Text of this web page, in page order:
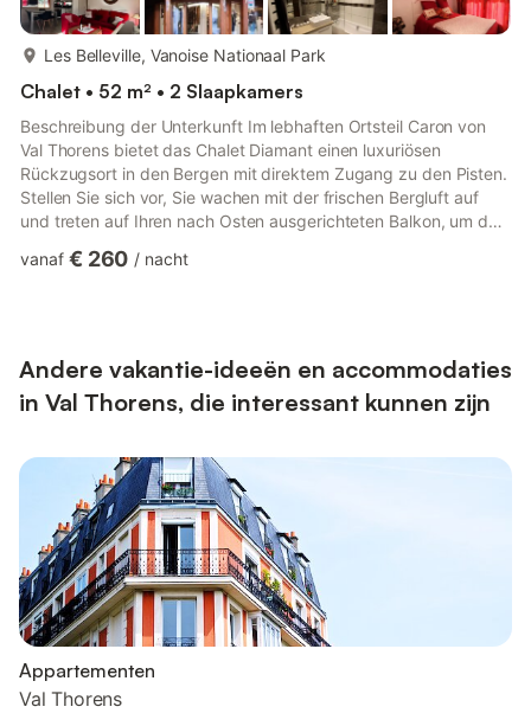
Les Belleville, Vanoise Nationaal Park
Chalet • 52 m² • 2 Slaapkamers
Beschreibung der Unterkunft Im lebhaften Ortsteil Caron von
Val Thorens bietet das Chalet Diamant einen luxuriösen
Rückzugsort in den Bergen mit direktem Zugang zu den Pisten.
Stellen Sie sich vor, Sie wachen mit der frischen Bergluft auf
und treten auf Ihren nach Osten ausgerichteten Balkon, um den
Diese elegante Unterkunft liegt mitten im Herzen des Ortes,
Winterabenteue...
vanaf € 260 / nacht
Andere vakantie-ideeën en accommodaties
in Val Thorens, die interessant kunnen zijn
Appartementen
Val Thorens